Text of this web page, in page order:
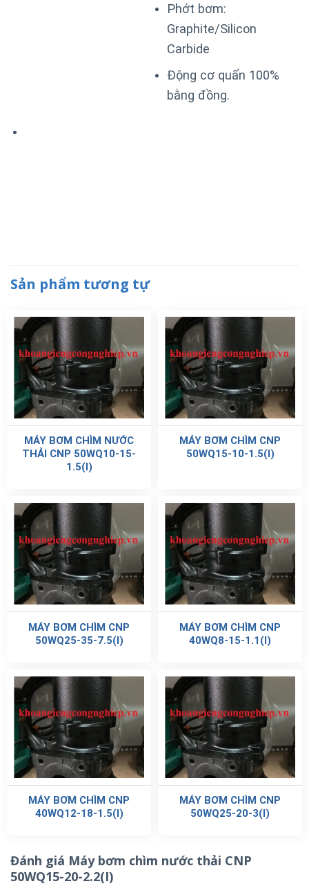
Phớt bơm:
Graphite/Silicon
Carbide
Động cơ quấn 100%
bằng đồng.
Sản phẩm tương tự
MÁY BƠM CHÌM NƯỚC
THẢI CNP 50WQ10-15-
1.5(I)
MÁY BƠM CHÌM CNP
50WQ15-10-1.5(I)
MÁY BƠM CHÌM CNP
50WQ25-35-7.5(I)
MÁY BƠM CHÌM CNP
40WQ8-15-1.1(I)
MÁY BƠM CHÌM CNP
40WQ12-18-1.5(I)
MÁY BƠM CHÌM CNP
50WQ25-20-3(I)
Đánh giá Máy bơm chìm nước thải CNP
50WQ15-20-2.2(I)